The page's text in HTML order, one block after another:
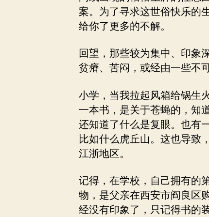
案。为了寻求这世俗快乐的
给你了更多的不解。
回望，那些较为集中、印象
贫瘠、苦闷，或经由一些不
小学，当我拉起风箱给锅生
一本书，是关于苍蝇的，知
还知道了什么是复眼。也有
比如什么虎丘山。这也导致
江浙地区。
记得，在学校，自己拥有的
物，是父亲在西安市阎良区
经没有印象了，只记得书的